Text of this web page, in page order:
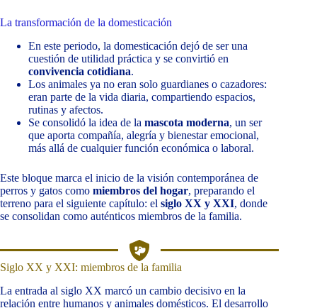
La transformación de la domesticación
En este periodo, la domesticación dejó de ser una
cuestión de utilidad práctica y se convirtió en
convivencia cotidiana.
Los animales ya no eran solo guardianes o cazadores:
eran parte de la vida diaria, compartiendo espacios,
rutinas y afectos.
Se consolidó la idea de la mascota moderna, un ser
que aporta compañía, alegría y bienestar emocional,
más allá de cualquier función económica o laboral.
Este bloque marca el inicio de la visión contemporánea de
perros y gatos como miembros del hogar, preparando el
terreno para el siguiente capítulo: el siglo XX y XXI, donde
se consolidan como auténticos miembros de la familia.
Siglo XX y XXI: miembros de la familia
La entrada al siglo XX marcó un cambio decisivo en la
relación entre humanos y animales domésticos. El desarrollo